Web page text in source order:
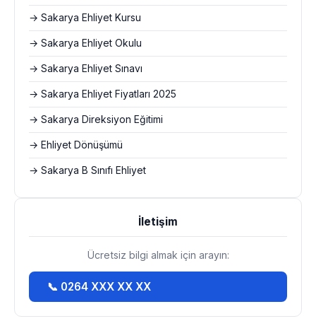
→ Sakarya Ehliyet Kursu
→ Sakarya Ehliyet Okulu
→ Sakarya Ehliyet Sınavı
→ Sakarya Ehliyet Fiyatları 2025
→ Sakarya Direksiyon Eğitimi
→ Ehliyet Dönüşümü
→ Sakarya B Sınıfı Ehliyet
İletişim
Ücretsiz bilgi almak için arayın:
📞 0264 XXX XX XX